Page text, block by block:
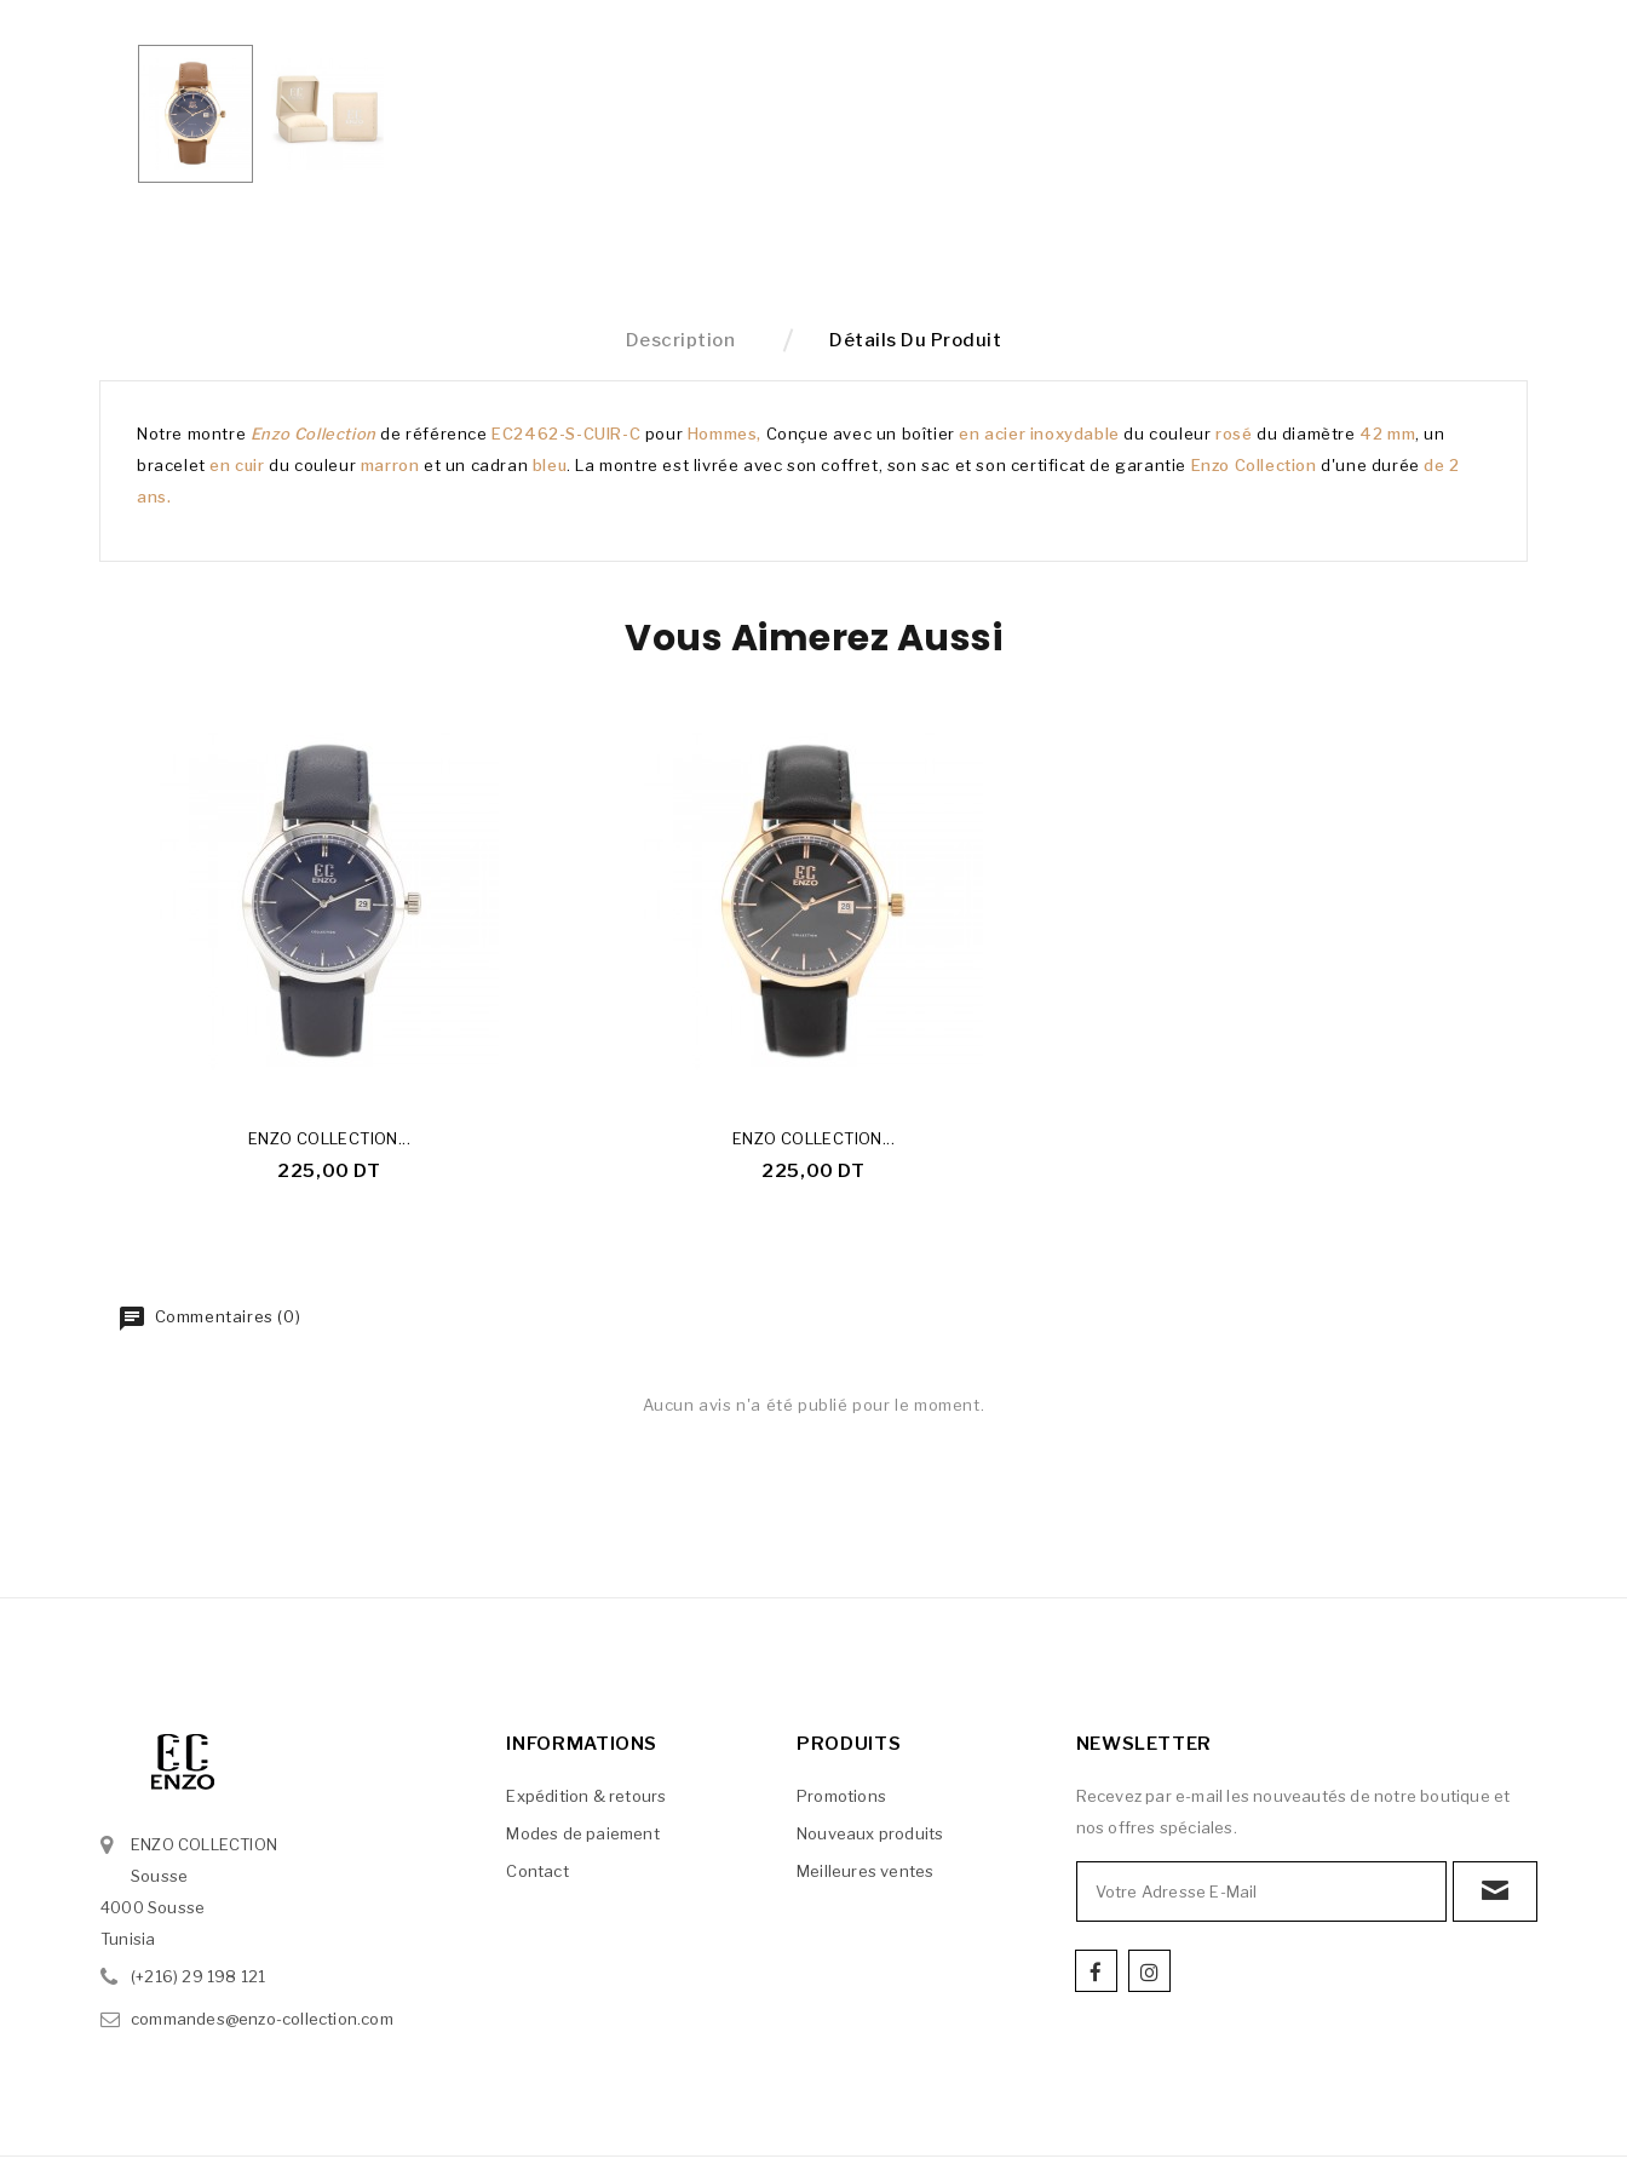
Description Détails Du Produit
Notre montre Enzo Collectionde référenceEC2462-S-CUIR-C pour Hommes, Conçue avec un boîtieren acier inoxydabledu couleurrosédu diamètre 42 mm, un
braceleten cuirdu couleur marronet un cadran bleu. La montre est livrée avec son coffret, son sac et son certificat de garantie Enzo Collectiond'une duréede 2
ans.
Vous Aimerez Aussi
ENZO COLLECTION...
225,00 DT
ENZO COLLECTION...
225,00 DT
Commentaires (0)
Aucun avis n'a été publié pour le moment.
ENZO COLLECTION
Sousse
4000 Sousse
Tunisia
(+216) 29 198 121
commandes@enzo-collection.com
INFORMATIONS
Expédition & retours
Modes de paiement
Contact
PRODUITS
Promotions
Nouveaux produits
Meilleures ventes
NEWSLETTER
Recevez par e-mail les nouveautés de notre boutique et
nos offres spéciales.